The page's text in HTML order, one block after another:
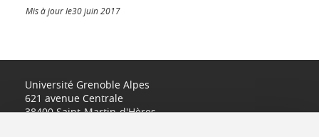
Mis à jour le30 juin 2017
Université Grenoble Alpes
621 avenue Centrale
38400 Saint-Martin-d'Hères